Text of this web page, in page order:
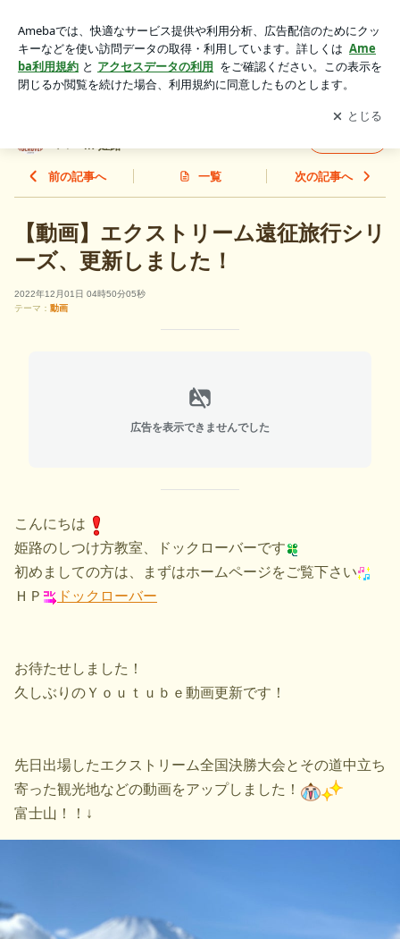
犬との遊びと暮らしをサポート☆ドックローバー in 姫路
アプリをダウンロードして ブログの更新通知
を受け取りまし
ょう。
開く
バー in 姫路
前の記事へ 一覧 次の記事へ
【動画】エクストリーム遠征旅行シリ
ーズ、更新しました！
2022年12月01日 04時50分05秒
テーマ： 動画
広告を表示できませんでした
こんにちは
姫路のしつけ方教室、ドックローバーです
初めましての方は、まずはホームページをご覧下さい
ＨＰ
ドックローバー
お待たせしました！
久しぶりのＹｏｕｔｕｂｅ動画更新です！
先日出場したエクストリーム全国決勝大会とその道中立ち
寄った観光地などの動画をアップしました！
富士山！！↓